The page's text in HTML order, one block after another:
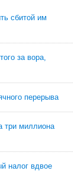
сбитой им
за вора,
перерыва
три миллиона
налог вдвое